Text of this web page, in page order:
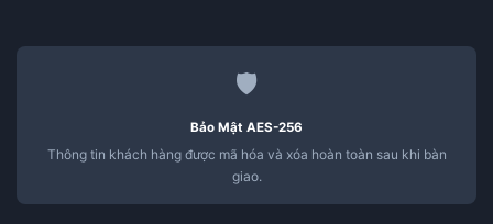
🛡️
Bảo Mật AES-256
Thông tin khách hàng được mã hóa và xóa hoàn toàn sau khi bàn
giao.